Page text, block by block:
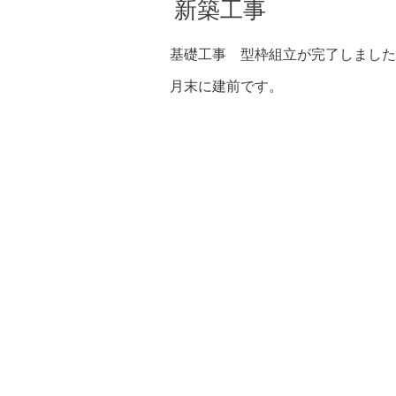
新築工事
基礎工事 型枠組立が完了しまし
月末に建前です。